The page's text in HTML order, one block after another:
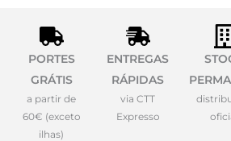
PORTES
GRÁTIS
a partir de
60€ (exceto
ilhas)
ENTREGAS
RÁPIDAS
via CTT
Expresso